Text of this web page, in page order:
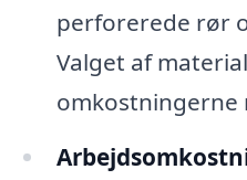
perforerede rør
Valget af
omkostningerne